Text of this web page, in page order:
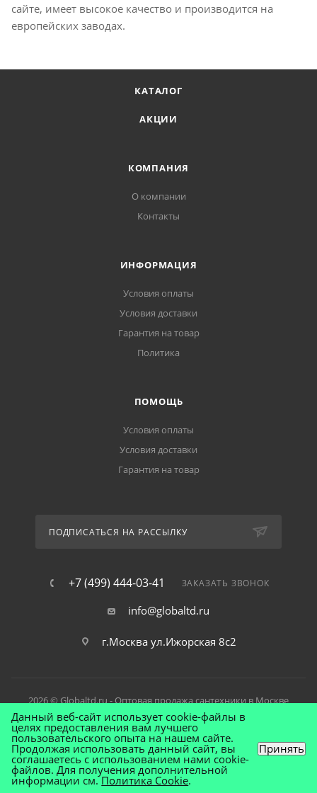
сайте, имеет высокое качество и производится на
европейских заводах.
КАТАЛОГ
АКЦИИ
КОМПАНИЯ
О компании
Контакты
ИНФОРМАЦИЯ
Условия оплаты
Условия доставки
Гарантия на товар
Политика
ПОМОЩЬ
Условия оплаты
Условия доставки
Гарантия на товар
ПОДПИСАТЬСЯ НА РАССЫЛКУ
+7 (499) 444-03-41 ЗАКАЗАТЬ ЗВОНОК
info@globaltd.ru
г.Москва ул.Ижорская 8с2
2026 © Globaltd.ru - Оптовая продажа сантехники в Москве
Данный веб-сайт использует cookie-файлы в
целях предоставления вам лучшего
пользовательского опыта на нашем сайте.
Продолжая использовать данный сайт, вы
соглашаетесь с использованием нами cookie-
файлов. Для получения дополнительной
информации см.Политика Cookie.
Принять